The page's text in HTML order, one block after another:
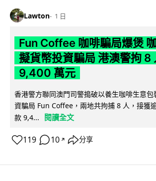
Lawton 1 日
Fun Coffee 咖啡騙局爆煲
擬貨幣投資騙局 港澳警拘 8
9,400 萬元
香港警方聯同澳門司警搗破以養生咖啡生意
資騙局 Fun Coffee，兩地共拘捕 8 人，接獲
款 9,4...
閱讀全文
119 10 ↗ 分享